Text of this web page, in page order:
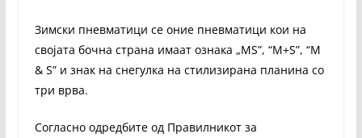
Зимски пневматици се оние пневматици кои на
својата бочна страна имаат ознака „MS”, “M+S”, “M
& S” и знак на снегулка на стилизирана планина со
три врва.
Согласно одредбите од Правилникот за